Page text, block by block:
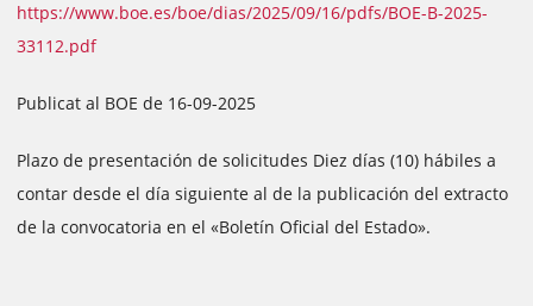
https://www.boe.es/boe/dias/2025/09/16/pdfs/BOE-B-2025-
33112.pdf
Publicat al BOE de 16-09-2025
Plazo de presentación de solicitudes Diez días (10) hábiles a
contar desde el día siguiente al de la publicación del extracto
de la convocatoria en el «Boletín Oficial del Estado».